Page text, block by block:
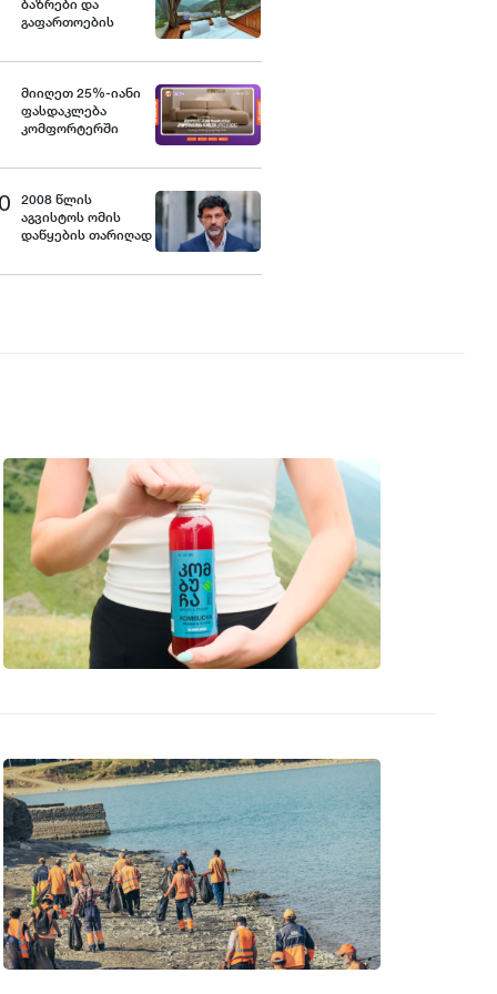
- ეკატერინე
მიქაბაძე
ბაზრები და
გაფართოების
Nika Hotel and Club-
ხედვა
მიიღეთ 25%-იანი
ფასდაკლება
კომფორტერში
კოლექციაზე
ნაწილ-ნაწილ
გადახდისას
2008 წლის
აგვისტოს ომის
დაწყების თარიღად
გამოცხადება